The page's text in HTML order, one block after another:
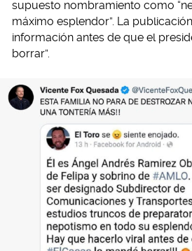
supuesto nombramiento como
máximo esplendor”. La
información antes de que el
borrar”.